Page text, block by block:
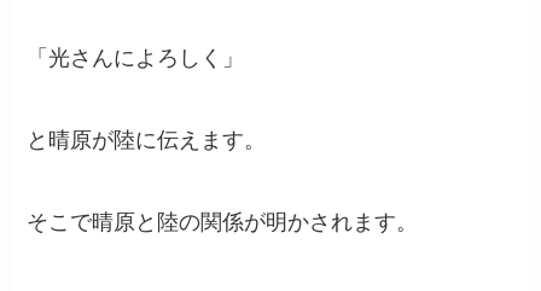
「光さんによろしく」
と晴原が陸に伝えます。
そこで晴原と陸の関係が明かされます。